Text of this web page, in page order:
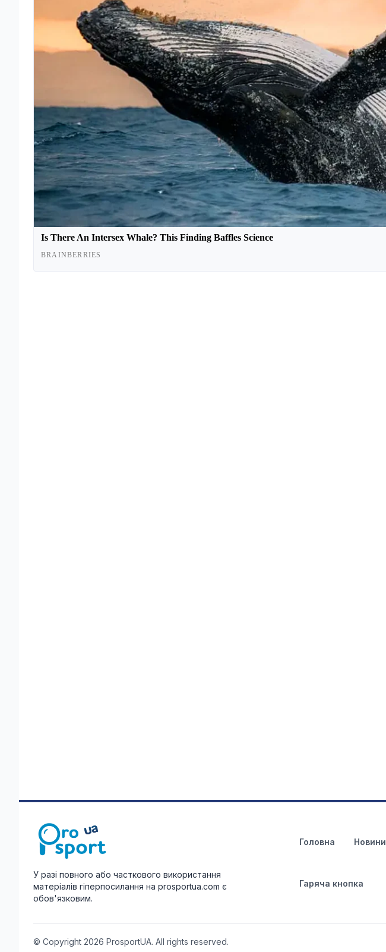
У разі повного або часткового використання
матеріалів гіперпосилання на prosportua.com є
обов'язковим.
Головна Новини
Гаряча кнопка
© Copyright 2026 ProsportUA. All rights reserved.